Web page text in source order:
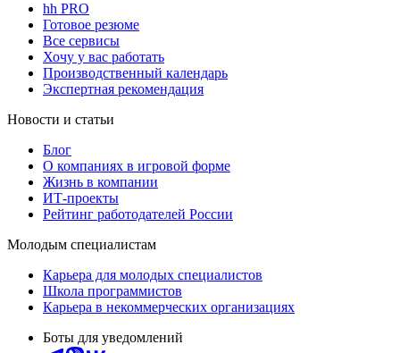
hh PRO
Готовое резюме
Все сервисы
Хочу у вас работать
Производственный календарь
Экспертная рекомендация
Новости и статьи
Блог
О компаниях в игровой форме
Жизнь в компании
ИТ-проекты
Рейтинг работодателей России
Молодым специалистам
Карьера для молодых специалистов
Школа программистов
Карьера в некоммерческих организациях
Боты для уведомлений